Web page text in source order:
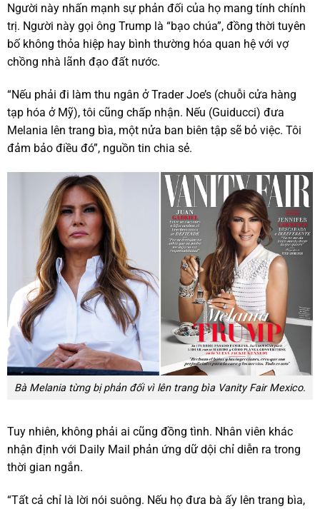
Người này nhấn mạnh sự phản đối của họ mang tính chính
trị. Người này gọi ông Trump là “bạo chúa”, đồng thời tuyên
bố không thỏa hiệp hay bình thường hóa quan hệ với vợ
chồng nhà lãnh đạo đất nước.
“Nếu phải đi làm thu ngân ở Trader Joe’s (chuỗi cửa hàng
tạp hóa ở Mỹ), tôi cũng chấp nhận. Nếu (Guiducci) đưa
Melania lên trang bìa, một nửa ban biên tập sẽ bỏ việc. Tôi
đảm bảo điều đó”, nguồn tin chia sẻ.
Bà Melania từng bị phản đối vì lên trang bìa Vanity Fair Mexico.
Tuy nhiên, không phải ai cũng đồng tình. Nhân viên khác
nhận định với Daily Mail phản ứng dữ dội chỉ diễn ra trong
thời gian ngắn.
“Tất cả chỉ là lời nói suông. Nếu họ đưa bà ấy lên trang bìa,